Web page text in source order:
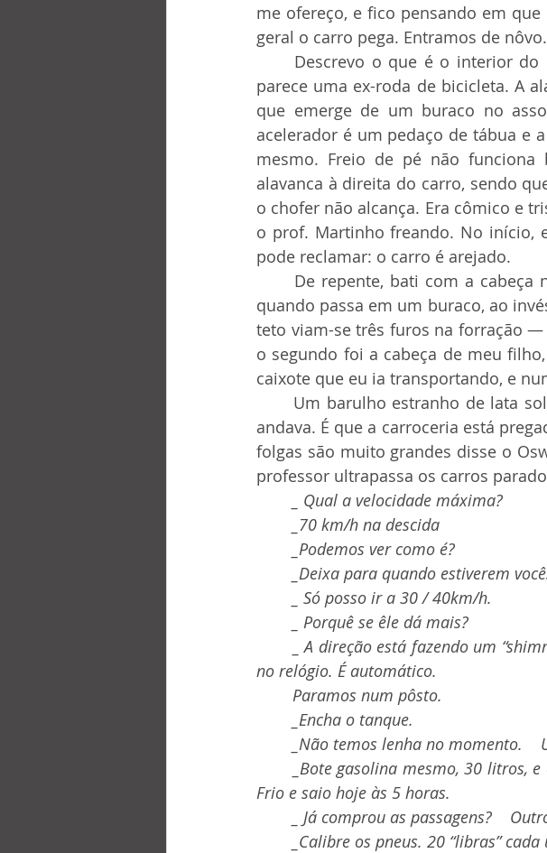
me ofereço, e fico pensando em
geral o carro pega. Entramos de nôvo.
parece uma ex-roda de bicicleta. A
que emerge de um buraco no
acelerador é um pedaço de tábua e
mesmo. Freio de pé não
alavanca à direita do carro, sendo
o chofer não alcança. Era cômico e
o prof. Martinho freando. No início,
pode reclamar: o carro é arejado.
quando passa em um buraco, ao
teto viam-se três furos na forração —
o segundo foi a cabeça de meu
caixote que eu ia transportando, e
andava. É que a carroceria está
folgas são muito grandes disse o
professor ultrapassa os carros
_ Qual a velocidade máxima?
	_70 km/h na descida
	_Podemos ver como é?
_Deixa para quando estiverem
	_ Só posso ir a 30 / 40km/h.
	_ Porquê se êle dá mais?
no relógio. É automático.
	Paramos num pôsto.
	_Encha o tanque.
_Não temos lenha no momento.
Frio e saio hoje às 5 horas.
_ Já comprou as passagens?
_Calibre os pneus. 20 “libras” cada